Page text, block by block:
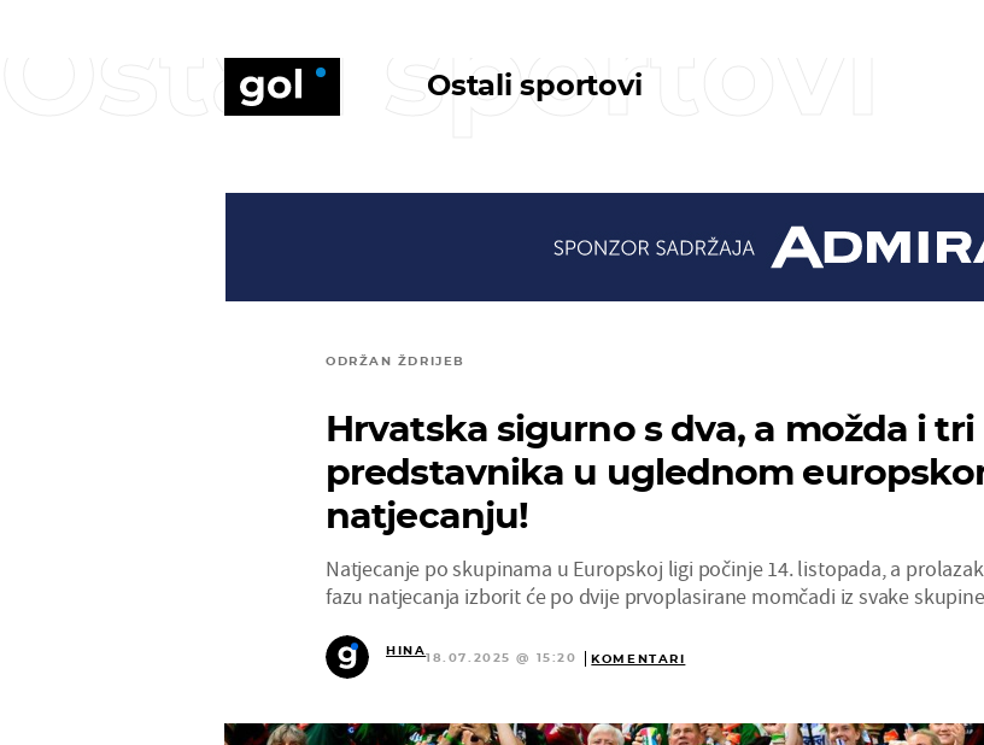
Ostali sportovi
Ostali sportovi
ODRŽAN ŽDRIJEB
Hrvatska sigurno s dva, a možda i tri
predstavnika u uglednom
natjecanju!
Natjecanje po skupinama u Europskoj ligi počinje 14. listopada, a
fazu natjecanja izborit će po dvije prvoplasirane momčadi iz svake
HINA
18.07.2025 @ 15:20 KOMENTARI